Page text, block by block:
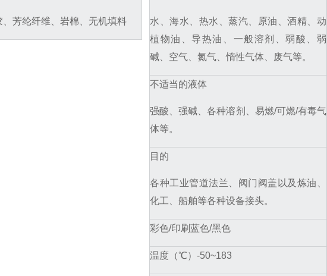
、芳纶纤维、岩棉、无机填料
水、海水、热水、蒸汽、原油、酒精、动
植物油、导热油、一般溶剂、弱酸、弱
碱、空气、氮气、惰性气体、废气等。
不适当的液体
强酸、强碱、各种溶剂、易燃/可燃/有毒气
体等。
目的
各种工业管道法兰、阀门阀盖以及炼油、
化工、船舶等各种设备接头。
彩色/印刷蓝色/黑色
温度（℃）-50~183